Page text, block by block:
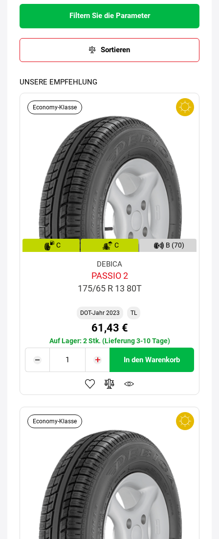
Filtern Sie die Parameter
Sortieren
UNSERE EMPFEHLUNG
Economy-Klasse
C C B (70)
DEBICA
PASSIO 2
175/65 R 13 80T
DOT-Jahr 2023 TL
61,43 €
Auf Lager: 2 Stk. (Lieferung 3-10 Tage)
In den Warenkorb
Economy-Klasse